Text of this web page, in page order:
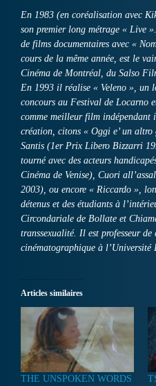
En 1983 (en coréalisation avec
son premier long métrage « Live
de films documentaires avec «
cours de la même année, est le
Cinéma de Montréal, du Salso
En 1993 il réalise « Veleno », un
concours au Festival de Locarno
comme meilleur film indépendant
création, citons « Oggi e’ un
Santis (1er Prix Libero Bizzarri
tourné avec des acteurs
Cinéma de Venise), Cuori
2003), ou encore « Riccardo »,
détenus et des étudiants à
Circondariale de Bollate et
transsexualité. Il est professeur
cinématographique à
Articles similaires
THE UNSPOKEN WORDS